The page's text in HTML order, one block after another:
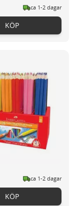
ca 1-2 dagar
KÖP
ca 1-2 dagar
KÖP